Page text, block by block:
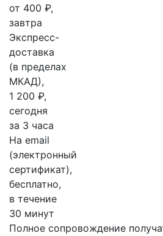
от 400 ₽,
завтра
Экспресс-
доставка
(в пределах
МКАД),
1 200 ₽,
сегодня
за 3 часа
На email
(электронный
сертификат),
бесплатно,
в течение
30 минут
Полное сопровождение